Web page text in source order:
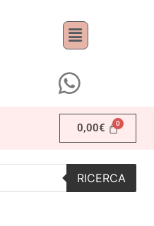
0,00€
RICERCA